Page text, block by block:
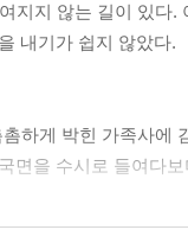
까요?
까
름다움을
지지 않는 길이 있다
내기가 쉽지 않았다.
하게 박힌 가족사
면을 수시로 들여다